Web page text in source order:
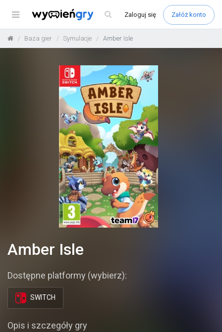
Menu Zaloguj się Załóż konto
Baza gier Symulacje Amber Isle
Amber Isle
Dostępne platformy (wybierz):
SWITCH
Opis i szczegóły gry